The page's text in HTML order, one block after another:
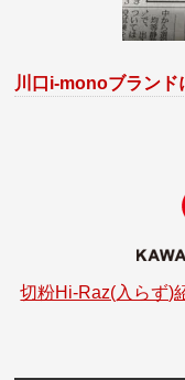
川口i-monoブランド
切粉Hi-Raz(入らず)